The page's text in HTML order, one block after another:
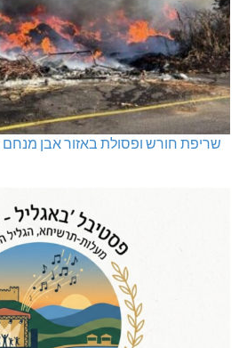
שריפת חורש ופסולת באזור אבן מנחם